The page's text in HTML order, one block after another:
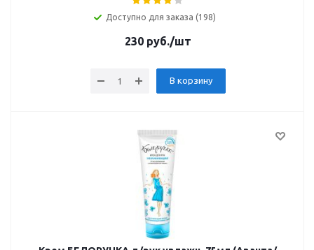
Доступно для заказа (198)
230руб./шт
В корзину